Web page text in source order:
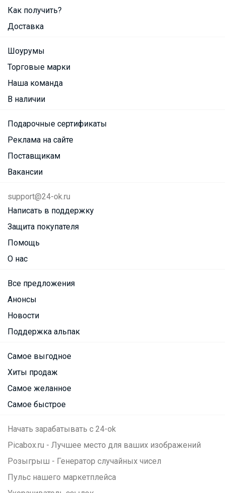
Как получить?
Доставка
Шоурумы
Торговые марки
Наша команда
В наличии
Подарочные сертификаты
Реклама на сайте
Поставщикам
Вакансии
support@24-ok.ru
Написать в поддержку
Защита покупателя
Помощь
О нас
Все предложения
Анонсы
Новости
Поддержка альпак
Самое выгодное
Хиты продаж
Самое желанное
Самое быстрое
Начать зарабатывать с 24-ok
Picabox.ru - Лучшее место для ваших изображений
Розыгрыш - Генератор случайных чисел
Пульс нашего маркетплейса